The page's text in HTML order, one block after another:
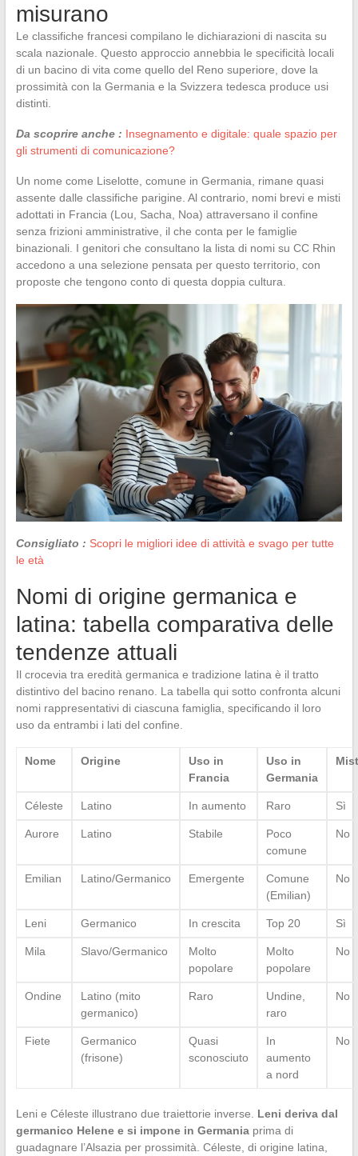
misurano
Le classifiche francesi compilano le dichiarazioni di nascita su
scala nazionale. Questo approccio annebbia le specificità locali
di un bacino di vita come quello del Reno superiore, dove la
prossimità con la Germania e la Svizzera tedesca produce usi
distinti.
Da scoprire anche : Insegnamento e digitale: quale spazio per
gli strumenti di comunicazione?
Un nome come Liselotte, comune in Germania, rimane quasi
assente dalle classifiche parigine. Al contrario, nomi brevi e misti
adottati in Francia (Lou, Sacha, Noa) attraversano il confine
senza frizioni amministrative, il che conta per le famiglie
binazionali. I genitori che consultano la lista di nomi su CC Rhin
accedono a una selezione pensata per questo territorio, con
proposte che tengono conto di questa doppia cultura.
Consigliato : Scopri le migliori idee di attività e svago per tutte
le età
Nomi di origine germanica e
latina: tabella comparativa delle
tendenze attuali
Il crocevia tra eredità germanica e tradizione latina è il tratto
distintivo del bacino renano. La tabella qui sotto confronta alcuni
nomi rappresentativi di ciascuna famiglia, specificando il loro
uso da entrambi i lati del confine.
Nome Origine
Uso in
Francia
Uso in
Germania
Céleste Latino In aumento Raro Sì
Aurore Latino Stabile
Poco
comune
No
Emilian Latino/Germanico Emergente
Comune
(Emilian)
No
Leni Germanico In crescita Top 20 Sì
Mila Slavo/Germanico
Molto
popolare
Molto
popolare
No
Ondine
Latino (mito
germanico)
Raro
Undine,
raro
No
Fiete
Germanico
(frisone)
Quasi
sconosciuto
In
aumento
a nord
No
Leni e Céleste illustrano due traiettorie inverse. Leni deriva dal
germanico Helene e si impone in Germaniaprima di
guadagnare l’Alsazia per prossimità. Céleste, di origine latina,